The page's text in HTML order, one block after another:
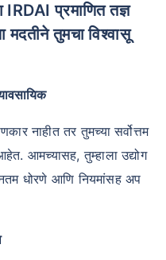
मदतीने तुमचा विश्वासू
नाहीत तर तुमच्या सर्वोत्तम
आहेत. आमच्यासह, तुम्हाला उद्योग
धोरणे आणि नियमांसह अप